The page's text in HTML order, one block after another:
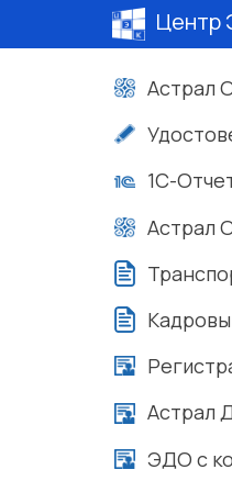
Центр
Астрал
1С-
Астрал
Астрал
ЭДО с